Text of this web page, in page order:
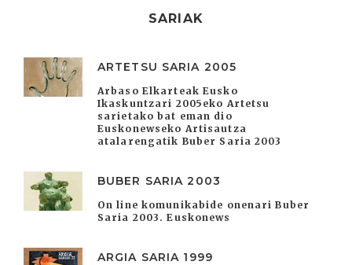
SARIAK
ARTETSU SARIA 2005
Arbaso Elkarteak Eusko
Ikaskuntzari 2005eko Artetsu
sarietako bat eman dio
Euskonewseko Artisautza
atalarengatik Buber Saria 2003
BUBER SARIA 2003
On line komunikabide onenari Buber
Saria 2003. Euskonews
ARGIA SARIA 1999